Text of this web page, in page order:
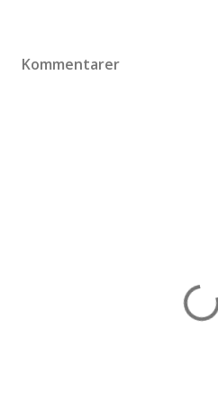
Kommentarer